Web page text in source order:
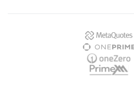
MetaQuotes
OnePrime
OneZero
PrimeXM